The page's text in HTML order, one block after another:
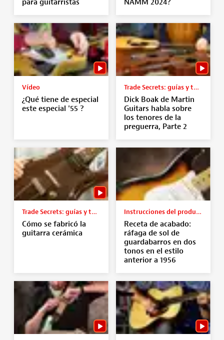
para guitarristas NAMM 2024?
Vídeo
¿Qué tiene de especial
este especial '55 ?
Trade Secrets: guías y tutoriales
Dick Boak de Martin
Guitars habla sobre
los tenores de la
preguerra, Parte 2
Trade Secrets: guías y tutoriales
Cómo se fabricó la
guitarra cerámica
Instrucciones del producto
Receta de acabado:
ráfaga de sol de
guardabarros en dos
tonos en el estilo
anterior a 1956